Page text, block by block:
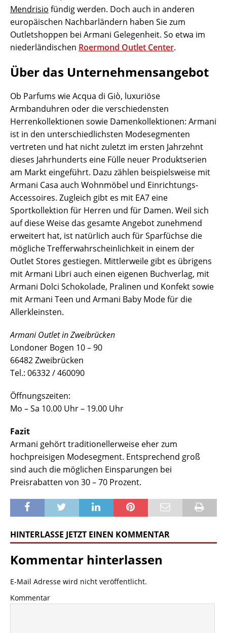
Mendrisio fündig werden. Doch auch in anderen
europäischen Nachbarländern haben Sie zum
Outletshoppen bei Armani Gelegenheit. So etwa im
niederländischen Roermond Outlet Center.
Über das Unternehmensangebot
Ob Parfums wie Acqua di Giò, luxuriöse
Armbanduhren oder die verschiedensten
Herrenkollektionen sowie Damenkollektionen: Armani
ist in den unterschiedlichsten Modesegmenten
vertreten und hat nicht zuletzt im ersten Jahrzehnt
dieses Jahrhunderts eine Fülle neuer Produktserien
am Markt eingeführt. Dazu zählen beispielsweise mit
Armani Casa auch Wohnmöbel und Einrichtungs-
Accessoires. Zugleich gibt es mit EA7 eine
Sportkollektion für Herren und für Damen. Weil sich
auf diese Weise das gesamte Angebot zunehmend
erweitert hat, ist natürlich auch für Sparfüchse die
mögliche Trefferwahrscheinlichkeit in einem der
Outlet Stores gestiegen. Mittlerweile gibt es übrigens
mit Armani Libri auch einen eigenen Buchverlag, mit
Armani Dolci Schokolade, Pralinen und Konfekt sowie
mit Armani Teen und Armani Baby Mode für die
Allerkleinsten.
Armani Outlet in Zweibrücken
Londoner Bogen 10 – 90
66482 Zweibrücken
Tel.: 06332 / 460090
Öffnungszeiten:
Mo – Sa 10.00 Uhr – 19.00 Uhr
Fazit
Armani gehört traditionellerweise eher zum
hochpreisigen Modesegment. Entsprechend groß
sind auch die möglichen Einsparungen bei
Preisrabatten von 30 – 70 Prozent.
HINTERLASSE JETZT EINEN KOMMENTAR
Kommentar hinterlassen
E-Mail Adresse wird nicht veröffentlicht.
Kommentar